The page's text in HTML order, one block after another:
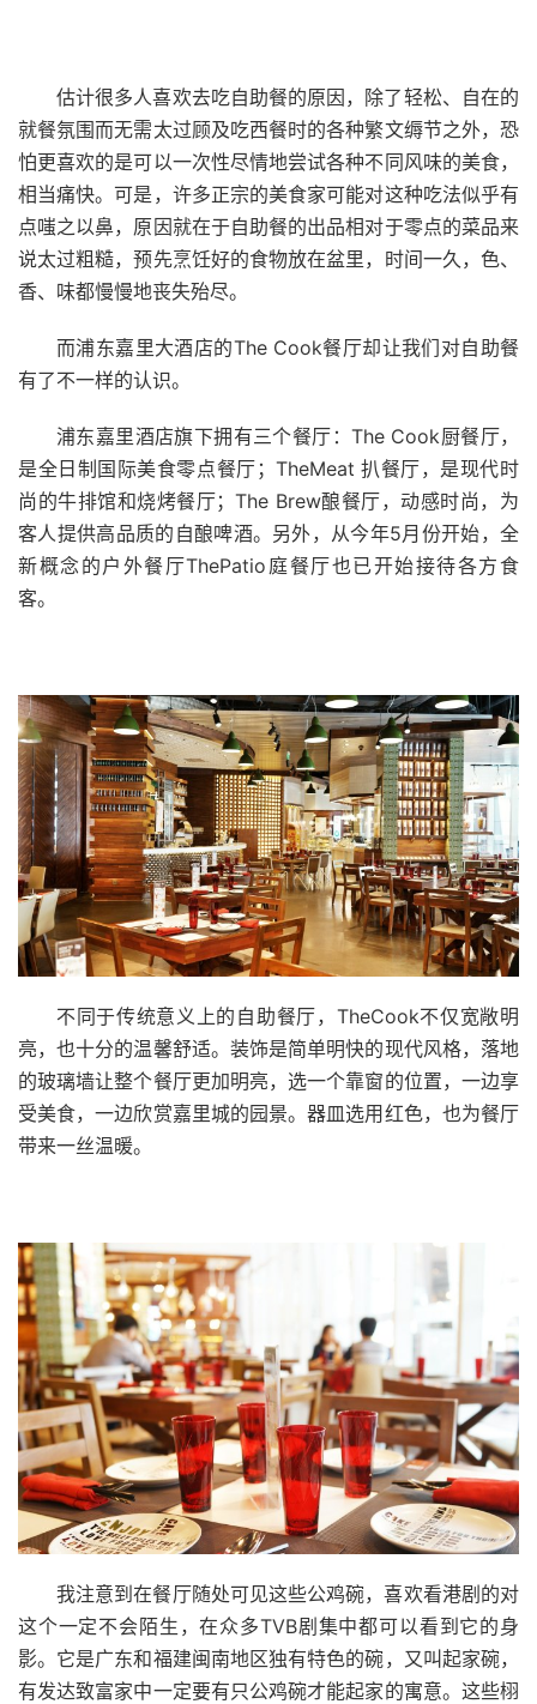
估计很多人喜欢去吃自助餐的原因，除了轻松、自在的
就餐氛围而无需太过顾及吃西餐时的各种繁文缛节之外，恐
怕更喜欢的是可以一次性尽情地尝试各种不同风味的美食，
相当痛快。可是，许多正宗的美食家可能对这种吃法似乎有
点嗤之以鼻，原因就在于自助餐的出品相对于零点的菜品来
说太过粗糙，预先烹饪好的食物放在盆里，时间一久，色、
香、味都慢慢地丧失殆尽。
而浦东嘉里大酒店的The Cook餐厅却让我们对自助餐
有了不一样的认识。
浦东嘉里酒店旗下拥有三个餐厅： The Cook厨餐厅，
是全日制国际美食零点餐厅； TheMeat 扒餐厅，是现代时
尚的牛排馆和烧烤餐厅；The Brew酿餐厅，动感时尚，为
客人提供高品质的自酿啤酒。另外，从今年5月份开始，全
新概念的户外餐厅ThePatio 庭餐厅也已开始接待各方食
客。
不同于传统意义上的自助餐厅， TheCook不仅宽敞明
亮，也十分的温馨舒适。装饰是简单明快的现代风格，落地
的玻璃墙让整个餐厅更加明亮，选一个靠窗的位置，一边享
受美食，一边欣赏嘉里城的园景。器皿选用红色，也为餐厅
带来一丝温暖。
我注意到在餐厅随处可见这些公鸡碗，喜欢看港剧的对
这个一定不会陌生，在众多TVB剧集中都可以看到它的身
影。它是广东和福建闽南地区独有特色的碗，又叫起家碗，
有发达致富家中一定要有只公鸡碗才能起家的寓意。这些栩